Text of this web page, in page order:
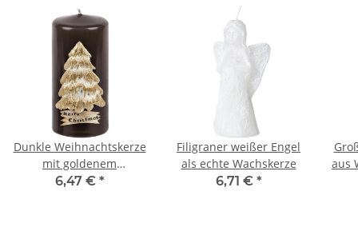
Dunkle Weihnachtskerze
mit goldenem
Weihnachtsbaum aus
6,47 € *
Filigraner weißer Engel
als echte Wachskerze
6,71 € *
aus